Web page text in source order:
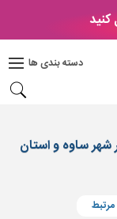
کنید
دسته بندی ها
شهر ساوه و استان